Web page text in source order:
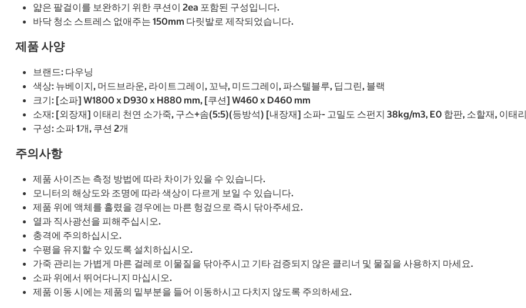
얇은 팔걸이를 보완하기 위한 쿠션이 2ea 포함된 구성입니다.
바닥 청소 스트레스 없애주는 150mm 다릿발로 제작되었습니다.
제품 사양
브랜드: 다우닝
색상: 뉴베이지, 머드브라운, 라이트그레이, 꼬냑, 미드그레이, 파스텔블루, 딥그린, 블랙
크기: [소파] W1800 x D930 x H880 mm, [쿠션] W460 x D460 mm
소재: [외장재] 이태리 천연 소가죽, 구스+솜(5:5)(등방석) [내장재] 소파- 고밀도 스펀지 38kg/m3, E0 합판, 소할재, 이태
구성: 소파 1개, 쿠션 2개
주의사항
제품 사이즈는 측정 방법에 따라 차이가 있을 수 있습니다.
모니터의 해상도와 조명에 따라 색상이 다르게 보일 수 있습니다.
제품 위에 액체를 흘렸을 경우에는 마른 헝겊으로 즉시 닦아주세요.
열과 직사광선을 피해주십시오.
충격에 주의하십시오.
수평을 유지할 수 있도록 설치하십시오.
가죽 관리는 가볍게 마른 걸레로 이물질을 닦아주시고 기타 검증되지 않은 클리너 및 물질을 사용하지 마세요.
소파 위에서 뛰어다니지 마십시오.
제품 이동 시에는 제품의 밑부분을 들어 이동하시고 다치지 않도록 주의하세요.